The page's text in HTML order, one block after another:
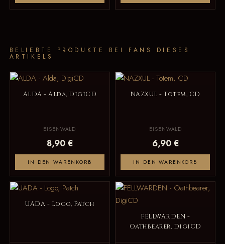
BELIEBTE PRODUKTE BEI FANS DIESES
ARTIKELS
ALDA - Alda, DigiCD
EISENWALD
8,90 €
IN DEN WARENKORB
NAZXUL - Totem, CD
EISENWALD
6,90 €
IN DEN WARENKORB
UADA - Logo, Patch
FELLWARDEN -
Oathbearer, DigiCD